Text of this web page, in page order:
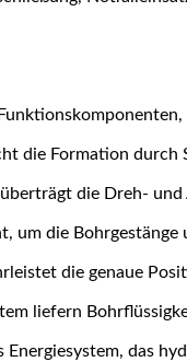
die Formation durch
die Dreh-
um die
die genaue
liefern
das